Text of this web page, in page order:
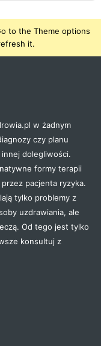
to the Theme options
it.
w żadnym
czy planu
dolegliwości.
formy terapii
pacjenta ryzyka.
tylko problemy z
uzdrawiania, ale
Od tego jest tylko
konsultuj z